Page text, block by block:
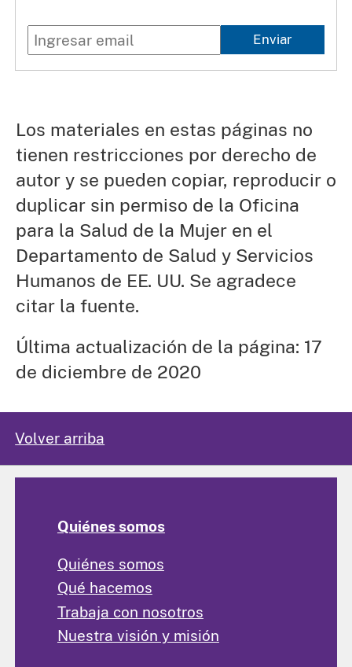
Enviar
Los materiales en estas páginas no
tienen restricciones por derecho de
autor y se pueden copiar, reproducir o
duplicar sin permiso de la Oficina
para la Salud de la Mujer en el
Departamento de Salud y Servicios
Humanos de EE. UU. Se agradece
citar la fuente.
Última actualización de la página: 17
de diciembre de 2020
Volver arriba
Quiénes somos
Quiénes somos
Qué hacemos
Trabaja con nosotros
Nuestra visión y misión